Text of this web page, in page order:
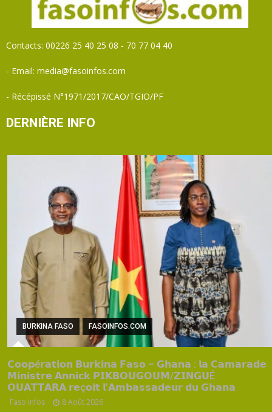
Contacts: 00226 25 40 25 08 - 70 77 04 40
- Email: media@fasoinfos.com
- Récépissé N°1971/2017/CAO/TGIO/PF
DERNIÈRE INFO
BURKINA FASO FASOINFOS.COM
𝗖𝗼𝗼𝗽é𝗿𝗮𝘁𝗶𝗼𝗻 𝗕𝘂𝗿𝗸𝗶𝗻𝗮 𝗙𝗮𝘀𝗼 – 𝗚𝗵𝗮𝗻𝗮 : 𝗹𝗮 𝗖𝗮𝗺𝗮𝗿𝗮𝗱𝗲
𝗠𝗶𝗻𝗶𝘀𝘁𝗿𝗲 𝗔𝗻𝗻𝗶𝗰𝗸 𝗣𝗜𝗞𝗕𝗢𝗨𝗚𝗢𝗨𝗠/𝗭𝗜𝗡𝗚𝗨É
𝗢𝗨𝗔𝗧𝗧𝗔𝗥𝗔 𝗿𝗲ç𝗼𝗶𝘁 𝗹’𝗔𝗺𝗯𝗮𝘀𝘀𝗮𝗱𝗲𝘂𝗿 𝗱𝘂 𝗚𝗵𝗮𝗻𝗮
Faso Infos 8 Août 2026